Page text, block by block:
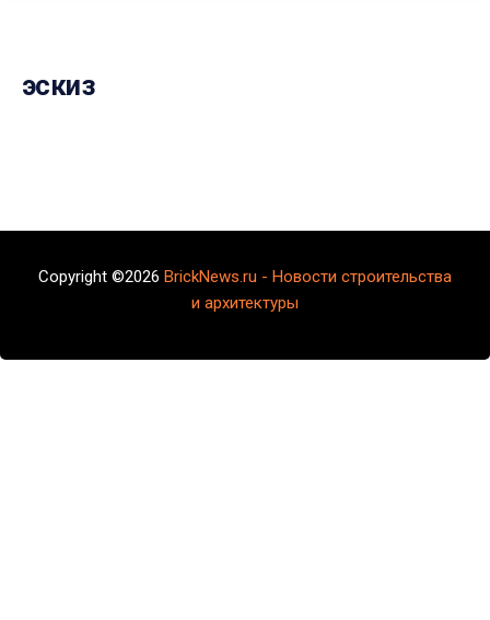
эскиз
Copyright ©2026 BrickNews.ru - Новости строительства
и архитектуры